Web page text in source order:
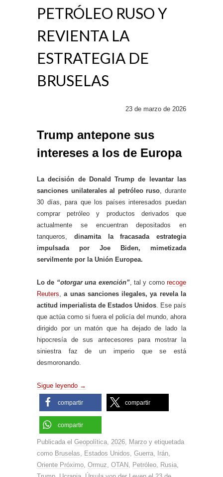
PETRÓLEO RUSO Y
REVIENTA LA
ESTRATEGIA DE
BRUSELAS
23 de marzo de 2026
Trump antepone sus
intereses a los de Europa
La decisión de Donald Trump de levantar las
sanciones unilaterales al petróleo ruso , durante
30 días, para que los países interesados puedan
comprar petróleo y productos derivados que
actualmente se encuentran depositados en
tanqueros, dinamita la fracasada estrategia
impulsada por Joe Biden, mimetizada
servilmente por la Unión Europea.
Lo de “otorgar una exención”, tal y como recoge
Reuters ,a unas sanciones ilegales, ya revela la
actitud imperialista de Estados Unidos . Ese país
que actúa como si fuera el policía del mundo, ahora
dirigido por un matón que ha dejado de lado la
hipocresía de sus antecesores para mostrar la
siniestra faz de un imperio que se está
desmoronando.
Sigue leyendo →
compartir compartir
compartir
Publicada el Geopolítica 2026 Marzo y etiquetada
como Bruselas Estados Unidos Guerra Irán
Oriente Próximo Ormuz OTAN Petróleo Rusia